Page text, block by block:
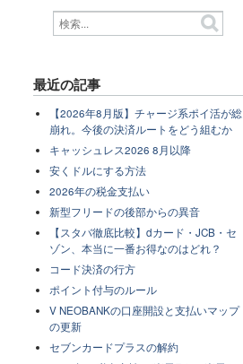
最近の記事
【2026年8月版】チャージ系ポイ活が総
崩れ。今後の決済ルートをどう組むか
キャッシュレス2026 8月以降
安くドルにする方法
2026年の税金支払い
新型フリードの後部からの異音
【スタバ徹底比較】dカード・JCB・セ
ゾン、本当に一番お得なのはどれ？
コード決済の行方
ポイント付与のルール
V NEOBANKの口座開設と支払いマップ
の更新
セブンカードプラスの解約